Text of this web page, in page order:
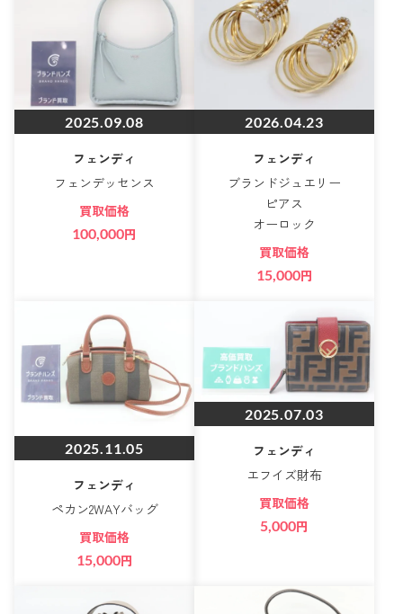
2025.09.08
フェンディ
フェンデッセンス
買取価格
100,000円
2026.04.23
フェンディ
ブランドジュエリー
ピアス
オーロック
買取価格
15,000円
2025.11.05
フェンディ
ペカン2WAYバッグ
買取価格
15,000円
2025.07.03
フェンディ
エフイズ財布
買取価格
5,000円